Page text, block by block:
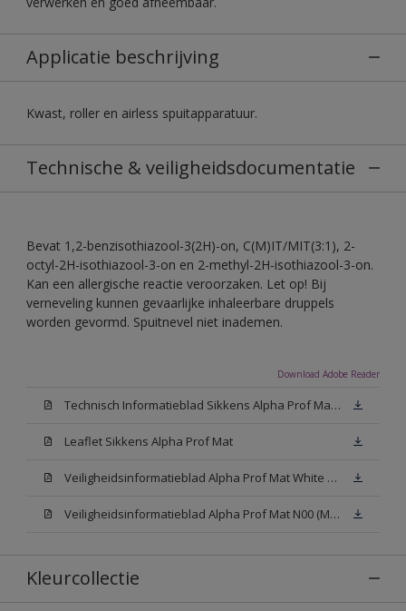
Applicatie beschrijving
Kwast, roller en airless spuitapparatuur.
Technische & veiligheidsdocumentatie
Bevat 1,2-benzisothiazool-3(2H)-on, C(M)IT/MIT(3:1), 2-
octyl-2H-isothiazool-3-on en 2-methyl-2H-isothiazool-3-on.
Kan een allergische reactie veroorzaken. Let op! Bij
verneveling kunnen gevaarlijke inhaleerbare druppels
worden gevormd. Spuitnevel niet inademen.
Download Adobe Reader
Technisch Informatieblad Sikkens Alpha Prof Mat(PDF)
Leaflet Sikkens Alpha Prof Mat
Veiligheidsinformatieblad Alpha Prof Mat White W05 (MSDS)
Veiligheidsinformatieblad Alpha Prof Mat N00 (MSDS)
Kleurcollectie